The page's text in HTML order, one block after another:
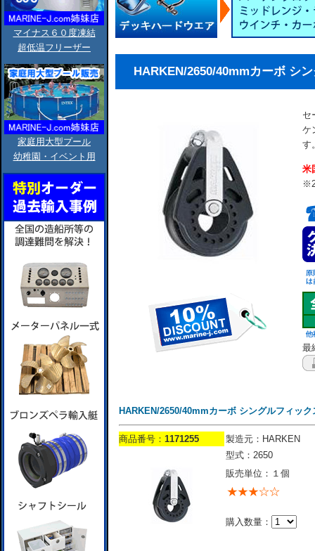
マイナス６０度凍結
超低温フリーザー
家庭用大型プール
幼稚園・イベント用
HARKEN/2650/40mmカーボ シ
セ
ケ
す
米
最
HARKEN/2650/40mmカーボ シングルフィッ
商品番号： 1171255
製造元：HARKEN
型式：2650
販売単位：１個
購入数量：